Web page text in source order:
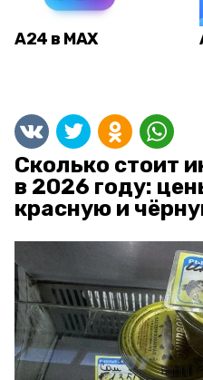
А24 в MAX
Сколько стоит
в 2026 году:
красную и